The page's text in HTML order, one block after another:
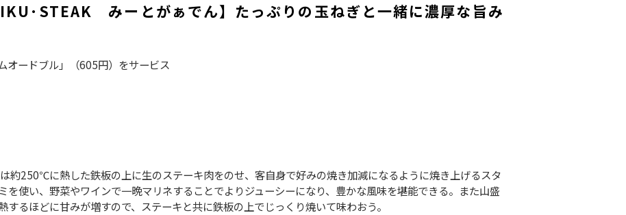
･STEAK みーとがぁでん】たっぷりの玉ねぎと一緒に濃厚な旨み
オードブル」（605円）をサービス
約250℃に熱した鉄板の上に生のステーキ肉をのせ、客自身で好みの焼き加減になるように焼き上げるスタ
を使い、野菜やワインで一晩マリネすることでよりジューシーになり、豊かな風味を堪能できる。また山盛
するほどに甘みが増すので、ステーキと共に鉄板の上でじっくり焼いて味わおう。